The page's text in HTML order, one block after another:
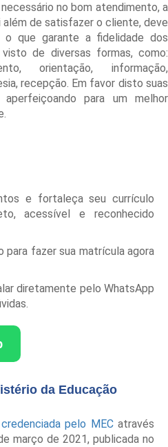
no bom atendimento, a
de satisfazer o cliente, deve
o que garante a fidelidade dos
de diversas formas, como:
orientação, informação,
recepção. Em favor disto suas
para um melhor
e fortaleça seu currículo
acessível e reconhecido
para fazer sua matrícula agora
diretamente pelo WhatsApp
da Educação
credenciada pelo MECatravés
março de 2021, publicada no